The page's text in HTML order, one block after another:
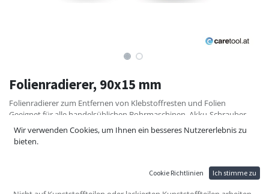
Folienradierer, 90x15 mm
Folienradierer zum Entfernen von Klebstoffresten und Folien
Geeignet für alle handelsüblichen Bohrmaschinen, Akku-Schrauber.
Vor der ersten Anwendung die Kanten des Folienradierers aufrauen
(z.B. an der sauberen Kante einer Werkbank).
- Nicht zu lange auch einer Stelle, achten auf die Wärmeentwicklung
Wir verwenden Cookies, um Ihnen ein besseres Nutzererlebnis zu
bieten.
Cookie Richtlinien Ich stimme zu